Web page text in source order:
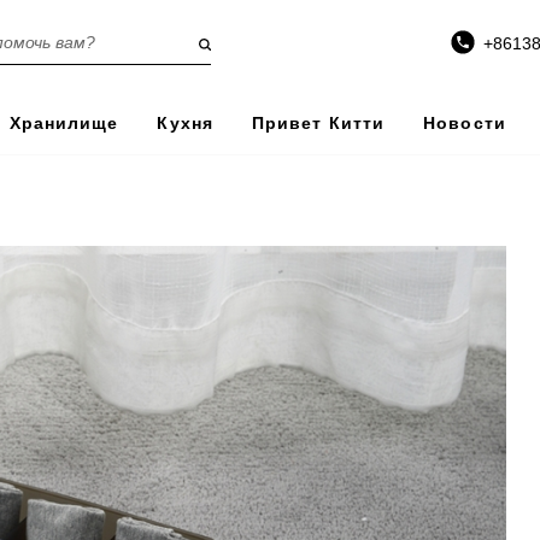
Хранилище Кухня Привет Китти Новости